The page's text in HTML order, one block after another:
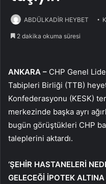
ABDÜLKADİR HEYBET
2 dakika okuma süresi
ANKARA – CHP Genel
Tabipleri Birliği (TTB)
Konfederasyonu (KESK)
merkezinde başka ayrı
bugün görüştükleri CHP
taleplerini aktardı.
‘ŞEHİR HASTANELERİ
GELECEĞİ İPOTEK ALTINA